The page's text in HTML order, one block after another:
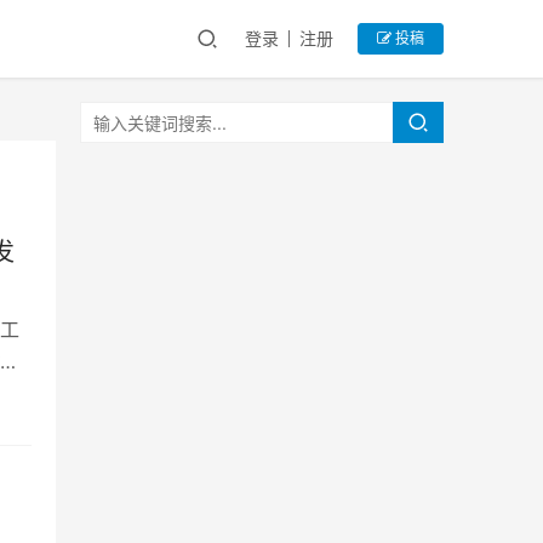
登录 注册 投稿